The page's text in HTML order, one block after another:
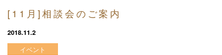
[11月]相談会のご案内
2018.11.2
イベント